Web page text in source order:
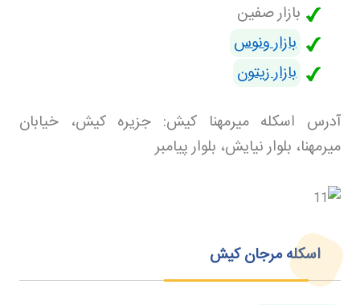
بازار صفین
بازار ونوس
بازار زیتون
آدرس اسکله میرمهنا کیش: جزیره کیش، خیابان
میرمهنا، بلوار نیایش، بلوار پیامبر
اسکله مرجان کیش